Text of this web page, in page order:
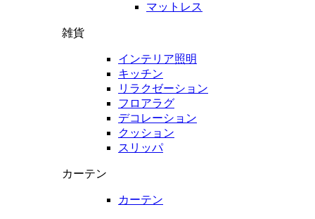
マットレス
雑貨
インテリア照明
キッチン
リラクゼーション
フロアラグ
デコレーション
クッション
スリッパ
カーテン
カーテン